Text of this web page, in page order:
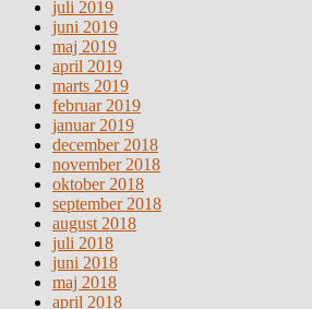
juli 2019
juni 2019
maj 2019
april 2019
marts 2019
februar 2019
januar 2019
december 2018
november 2018
oktober 2018
september 2018
august 2018
juli 2018
juni 2018
maj 2018
april 2018